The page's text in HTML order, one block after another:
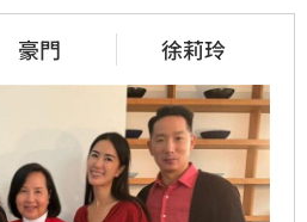
豪門 徐莉玲